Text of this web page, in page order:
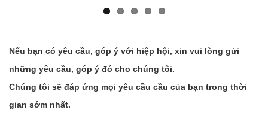
Nếu bạn có yêu cầu, góp ý với hiệp hội, xin vui lòng gửi
những yêu cầu, góp ý đó cho chúng tôi.
Chúng tôi sẽ đáp ứng mọi yêu cầu cầu của bạn trong thời
gian sớm nhất.